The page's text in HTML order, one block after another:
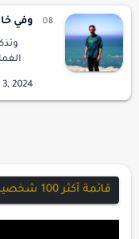
وفي
قائمة أكثر 100 شخصية أدبية تأثيرًا في عام 2025